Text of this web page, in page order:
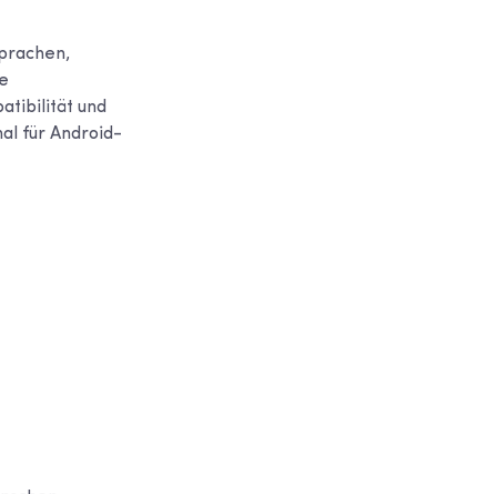
und
für Android-